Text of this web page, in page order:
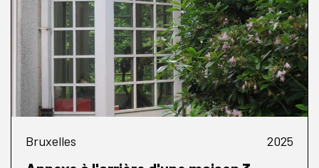
Bruxelles 2025